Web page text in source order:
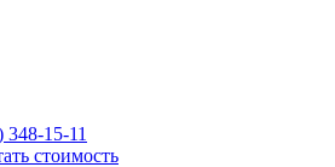
348-15-11
стоимость